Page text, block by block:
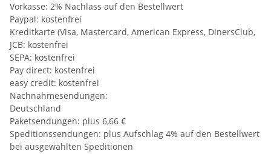
Vorkasse: 2% Nachlass auf den Bestellwert
Paypal: kostenfrei
Kreditkarte (Visa, Mastercard, American Express, DinersClub,
JCB: kostenfrei
SEPA: kostenfrei
Pay direct: kostenfrei
easy credit: kostenfrei
Nachnahmesendungen:
Deutschland
Paketsendungen: plus 6,66 €
Speditionssendungen: plus Aufschlag 4% auf den Bestellwert
bei ausgewählten Speditionen